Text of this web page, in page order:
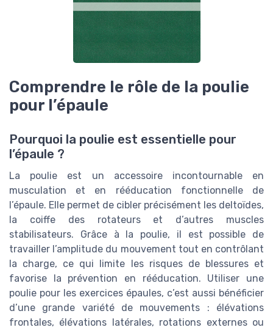
Comprendre le rôle de la poulie
pour l’épaule
Pourquoi la poulie est essentielle pour
l’épaule ?
La poulie est un accessoire incontournable en
musculation et en rééducation fonctionnelle de
l’épaule. Elle permet de cibler précisément les deltoïdes,
la coiffe des rotateurs et d’autres muscles
stabilisateurs. Grâce à la poulie, il est possible de
travailler l’amplitude du mouvement tout en contrôlant
la charge, ce qui limite les risques de blessures et
favorise la prévention en rééducation. Utiliser une
poulie pour les exercices épaules, c’est aussi bénéficier
d’une grande variété de mouvements : élévations
frontales, élévations latérales, rotations externes ou